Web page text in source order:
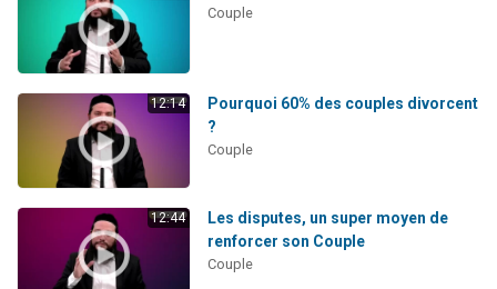
Couple
12:14
Pourquoi 60% des couples divorcent
?
Couple
12:44
Les disputes, un super moyen de
renforcer son Couple
Couple